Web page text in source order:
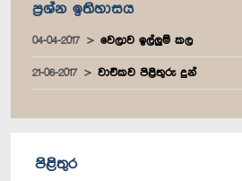
ප්‍රශ්න ඉතිහාසය
04-04-2017 වෙලාව ඉල්ලුම් කල
21-06-2017 වාචිකව පිළිතුරු දුන්
පිළිතුර